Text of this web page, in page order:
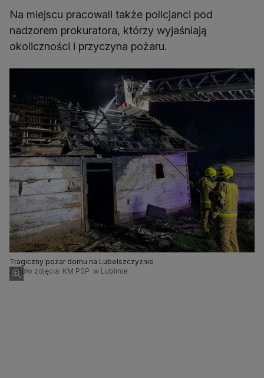
Na miejscu pracowali także policjanci pod
nadzorem prokuratora, którzy wyjaśniają
okoliczności i przyczyna pożaru.
Tragiczny pożar domu na Lubelszczyźnie
Źródło zdjęcia: KM PSP w Lublinie